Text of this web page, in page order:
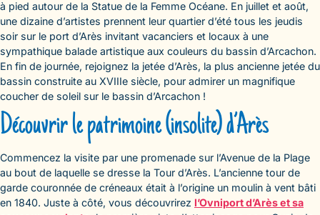
à pied autour de la Statue de la Femme Océane. En juillet et août,
une dizaine d’artistes prennent leur quartier d’été tous les jeudis
soir sur le port d’Arès invitant vacanciers et locaux à une
sympathique balade artistique aux couleurs du bassin d’Arcachon.
En fin de journée, rejoignez la jetée d’Arès, la plus ancienne jetée du
bassin construite au XVIIIe siècle, pour admirer un magnifique
coucher de soleil sur le bassin d’Arcachon !
Découvrir le patrimoine (insolite) d’Arès
Commencez la visite par une promenade sur l’Avenue de la Plage
au bout de laquelle se dresse la Tour d’Arès. L’ancienne tour de
garde couronnée de créneaux était à l’origine un moulin à vent bâti
en 1840. Juste à côté, vous découvrirez l’Ovniport d’Arès et sa